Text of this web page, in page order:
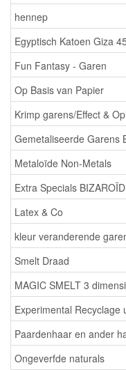
hennep
Egyptisch Katoen Giza
Fun Fantasy - Garen
Op Basis van Papier
Krimp garens/Effect &
Gemetaliseerde Garens
Metaloïde Non-Metals
Extra Specials
Latex & Co
kleur veranderende
Smelt Draad
MAGIC SMELT 3
Experimental Recyclage
Paardenhaar en ander
Ongeverfde naturals